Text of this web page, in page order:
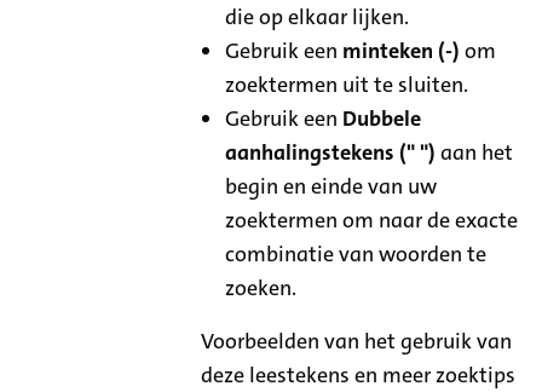
die op elkaar lijken.
Gebruik een minteken (-) om
zoektermen uit te sluiten.
Gebruik een Dubbele
aanhalingstekens (" ") aan het
begin en einde van uw
zoektermen om naar de exacte
combinatie van woorden te
zoeken.
Voorbeelden van het gebruik van
deze leestekens en meer zoektips